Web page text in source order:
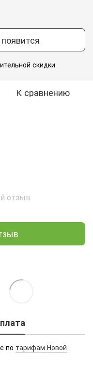
скидки
К сравнению
отзыв
по тарифам Новой